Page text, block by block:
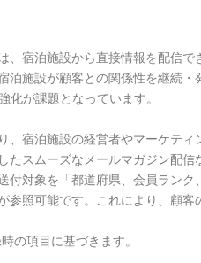
宿泊施設から直接情報を配信
泊施設が顧客との関係性を継続
化が課題となっています。
宿泊施設の経営者やマーケテ
スムーズなメールマガジン配
付対象を「都道府県、会員ラン
照可能です。これにより、顧
の項目に基づきます。